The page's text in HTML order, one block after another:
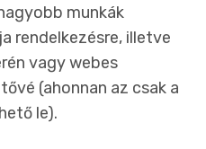
munkák
rendelkezésre, illetve
vagy webes
(ahonnan az csak a
le).